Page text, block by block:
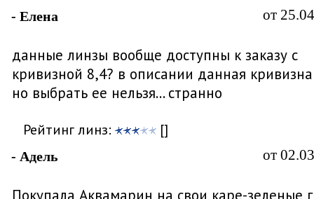
- Елена от
данные линзы вообще доступны к заказу с
кривизной 8,4? в описании данная кривизна
но выбрать ее нельзя... странно
Рейтинг линз: []
- Адель от
Покупала Аквамарин на свои каре-зеленые